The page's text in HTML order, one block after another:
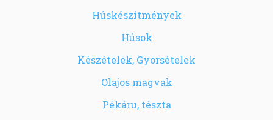
Húskészítmények
Húsok
Készételek, Gyorsételek
Olajos magvak
Pékáru, tészta